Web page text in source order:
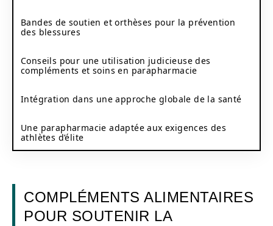
Bandes de soutien et orthèses pour la prévention
des blessures
Conseils pour une utilisation judicieuse des
compléments et soins en parapharmacie
Intégration dans une approche globale de la santé
Une parapharmacie adaptée aux exigences des
athlètes d’élite
COMPLÉMENTS ALIMENTAIRES
POUR SOUTENIR LA